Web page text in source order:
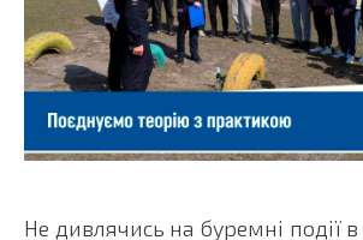
Не дивлячись на буремні події в